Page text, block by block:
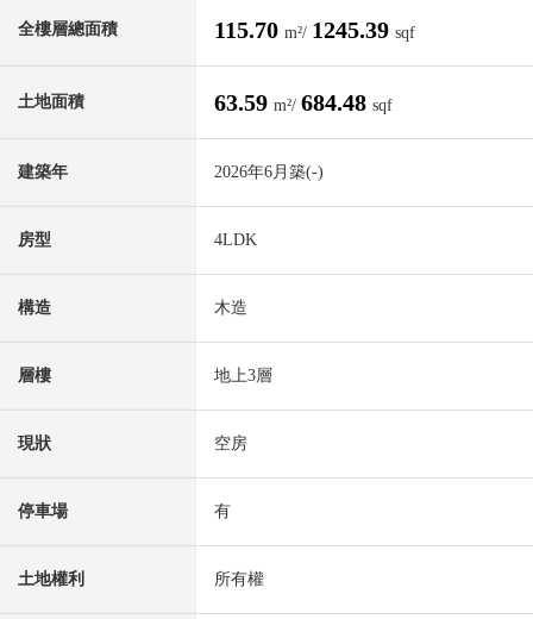
全樓層總面積 115.70 m²/ 1245.39 sqf
土地面積 63.59 m²/ 684.48 sqf
建築年 2026年6月築(-)
房型 4LDK
構造 木造
層樓 地上3層
現狀 空房
停車場 有
土地權利 所有權